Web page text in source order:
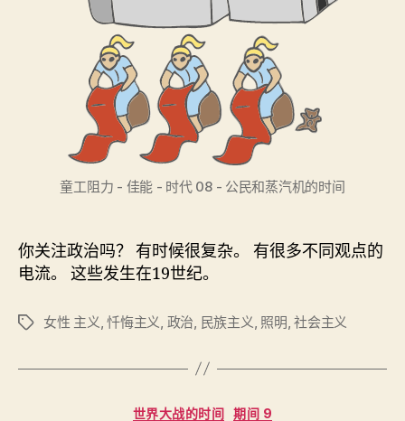
童工阻力 - 佳能 - 时代 08 - 公民和蒸汽机的时间
你关注政治吗？ 有时候很复杂。 有很多不同观点的
电流。 这些发生在19世纪。
标
女性 主义 ,忏悔主义 政治 民族主义 照明 ,社会主义
分
世界大战的时间 期间 9